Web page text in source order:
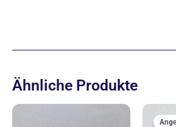
Ähnliche Produkte